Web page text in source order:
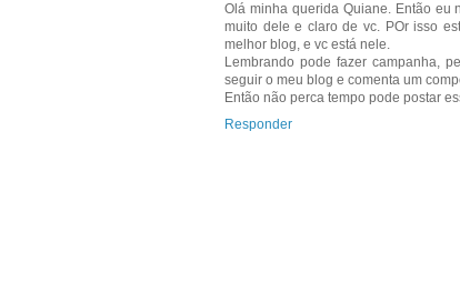
Olá minha querida Quiane. Então eu
muito dele e claro de vc. POr isso
melhor blog, e vc está nele.
Lembrando pode fazer campanha,
seguir o meu blog e comenta um
Então não perca tempo pode postar
Responder